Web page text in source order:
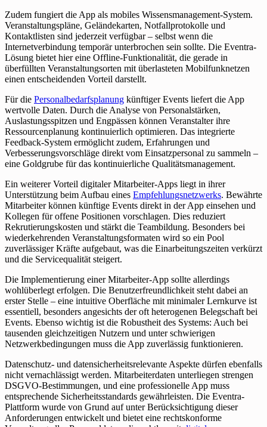
Zudem fungiert die App als mobiles Wissensmanagement-System.
Veranstaltungspläne, Geländekarten, Notfallprotokolle und
Kontaktlisten sind jederzeit verfügbar – selbst wenn die
Internetverbindung temporär unterbrochen sein sollte. Die Eventra-
Lösung bietet hier eine Offline-Funktionalität, die gerade in
überfüllten Veranstaltungsorten mit überlasteten Mobilfunknetzen
einen entscheidenden Vorteil darstellt.
Für die Personalbedarfsplanung künftiger Events liefert die App
wertvolle Daten. Durch die Analyse von Personalstärken,
Auslastungsspitzen und Engpässen können Veranstalter ihre
Ressourcenplanung kontinuierlich optimieren. Das integrierte
Feedback-System ermöglicht zudem, Erfahrungen und
Verbesserungsvorschläge direkt vom Einsatzpersonal zu sammeln –
eine Goldgrube für das kontinuierliche Qualitätsmanagement.
Ein weiterer Vorteil digitaler Mitarbeiter-Apps liegt in ihrer
Unterstützung beim Aufbau eines Empfehlungsnetzwerks. Bewährte
Mitarbeiter können künftige Events direkt in der App einsehen und
Kollegen für offene Positionen vorschlagen. Dies reduziert
Rekrutierungskosten und stärkt die Teambildung. Besonders bei
wiederkehrenden Veranstaltungsformaten wird so ein Pool
zuverlässiger Kräfte aufgebaut, was die Einarbeitungszeiten verkürzt
und die Servicequalität steigert.
Die Implementierung einer Mitarbeiter-App sollte allerdings
wohlüberlegt erfolgen. Die Benutzerfreundlichkeit steht dabei an
erster Stelle – eine intuitive Oberfläche mit minimaler Lernkurve ist
essentiell, besonders angesichts der oft heterogenen Belegschaft bei
Events. Ebenso wichtig ist die Robustheit des Systems: Auch bei
tausenden gleichzeitigen Nutzern und unter schwierigen
Netzwerkbedingungen muss die App zuverlässig funktionieren.
Datenschutz- und datensicherheitsrelevante Aspekte dürfen ebenfalls
nicht vernachlässigt werden. Mitarbeiterdaten unterliegen strengen
DSGVO-Bestimmungen, und eine professionelle App muss
entsprechende Sicherheitsstandards gewährleisten. Die Eventra-
Plattform wurde von Grund auf unter Berücksichtigung dieser
Anforderungen entwickelt und bietet eine rechtskonforme